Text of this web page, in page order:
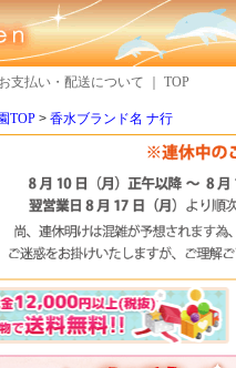
お支払い・配送について TOP
TOP 香水ブランド名 ナ行